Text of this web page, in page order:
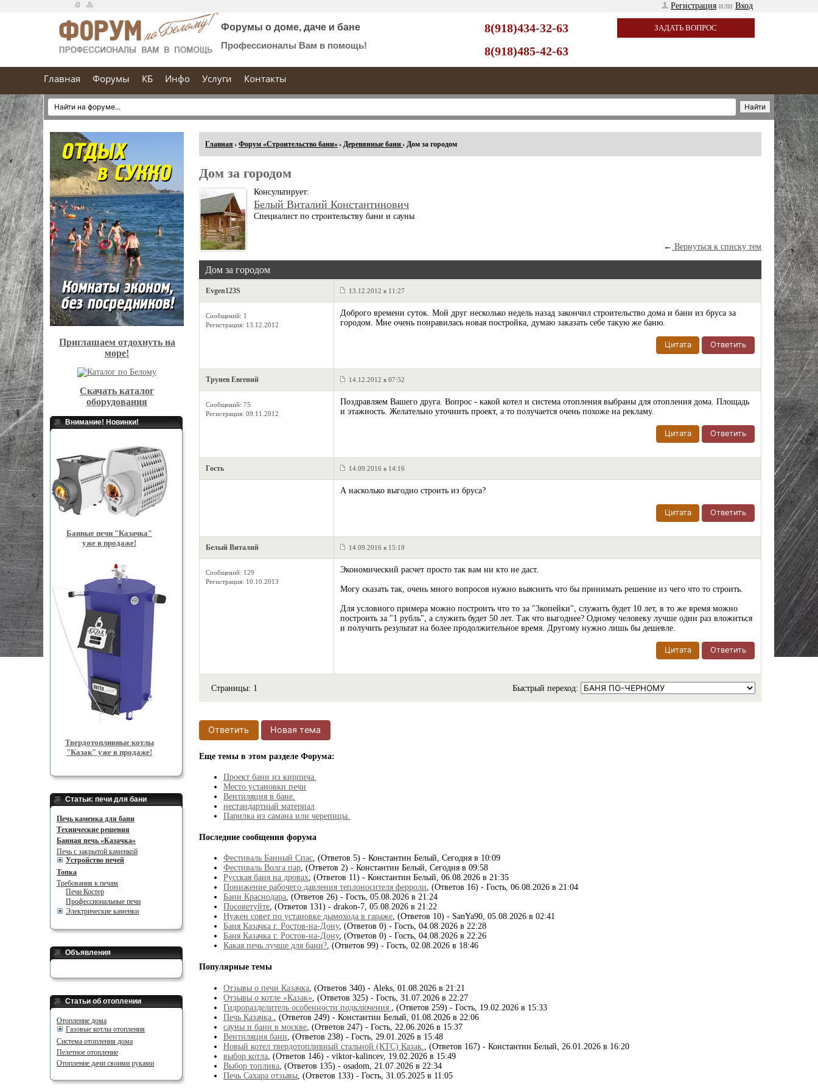
Регистрация или Вход
Форумы о доме, даче и бане
Профессионалы Вам в помощь!
8(918)434-32-63
8(918)485-42-63
ЗАДАТЬ ВОПРОС
Главная Форумы КБ Инфо Услуги Контакты
Главная Форум «Строительство бани» Деревянные бани Дом за городом
Дом за городом
Консультирует:
Белый Виталий Константинович
Специалист по строительству бани и сауны
← Вернуться к списку тем
Дом за городом
Evgen123S 13.12.2012 в 11:27
Сообщений: 1
Регистрация: 13.12.2012
Доброго времени суток. Мой друг несколько недель назад закончил строительство дома и бани из бруса за
городом. Мне очень понравилась новая постройка, думаю заказать себе такую же баню.
Цитата Ответить
Трунев Евгений 14.12.2012 в 07:52
Сообщений: 75
Регистрация: 09.11.2012
Поздравляем Вашего друга. Вопрос - какой котел и система отопления выбраны для отопления дома. Площадь
и этажность. Желательно уточнить проект, а то получается очень похоже на рекламу.
Цитата Ответить
Гость 14.09.2016 в 14:16
А насколько выгодно строить из бруса?
Цитата Ответить
Белый Виталий 14.09.2016 в 15:19
Сообщений: 129
Регистрация: 10.10.2013
Экономический расчет просто так вам ни кто не даст.
Могу сказать так, очень много вопросов нужно выяснить что бы принимать решение из чего что то строить.
Для условного примера можно построить что то за "3копейки", служить будет 10 лет, в то же время можно
построить за "1 рубль", а служить будет 50 лет. Так что выгоднее? Одному человеку лучше один раз вложиться
и получить результат на более продолжительное время. Другому нужно лишь бы дешевле.
Цитата Ответить
Страницы: 1 Быстрый переход:
Ответить Новая тема
Еще темы в этом разделе Форума:
Проект бани из кирпича.
Место установки печи
Вентиляция в бане.
нестандартный материал
Парилка из самана или черепицы.
Последние сообщения форума
Фестиваль Банный Спас, (Ответов 5) - Константин Белый, Сегодня в 10:09
Фестиваль Волга пар, (Ответов 2) - Константин Белый, Сегодня в 09:58
Русская баня на дровах, (Ответов 11) - Константин Белый, 06.08.2026 в 21:35
Понижение рабочего давления теплоносителя ферроли, (Ответов 16) - Гость, 06.08.2026 в 21:04
Бани Краснодара, (Ответов 26) - Гость, 05.08.2026 в 21:24
Посоветуйте, (Ответов 131) - drakon-7, 05.08.2026 в 21:22
Нужен совет по установке дымохода в гараже, (Ответов 10) - SanYa90, 05.08.2026 в 02:41
Баня Казачка г. Ростов-на-Дону, (Ответов 0) - Гость, 04.08.2026 в 22:28
Баня Казачка г. Ростов-на-Дону, (Ответов 0) - Гость, 04.08.2026 в 22:26
Какая печь лучше для бани?, (Ответов 99) - Гость, 02.08.2026 в 18:46
Популярные темы
Отзывы о печи Казачка , (Ответов 340) - Aleks, 01.08.2026 в 21:21
Отзывы о котле «Казак» , (Ответов 325) - Гость, 31.07.2026 в 22:27
Гидроразделитель особенности подключения
, (Ответов 259) - Гость, 19.02.2026 в 15:33
Печь Казачка.
, (Ответов 249) - Константин Белый, 01.08.2026 в 22:06
сауны и бани в москве , (Ответов 247) - Гость, 22.06.2026 в 15:37
Вентиляция бани , (Ответов 238) - Гость, 29.01.2026 в 15:48
Новый котел твердотопливный стальной (КТС) Казак.
, (Ответов 167) - Константин Белый, 26.01.2026 в 16:20
выбор котла , (Ответов 146) - viktor-kalincev, 19.02.2026 в 15:49
Выбор топлива , (Ответов 135) - osadom, 21.07.2026 в 22:34
Печь Сахара отзывы , (Ответов 133) - Гость, 31.05.2025 в 11:05
Приглашаем отдохнуть на
море!
Скачать каталог
оборудования
Внимание! Новинки!
Банные печи "Казачка"
уже в продаже!
Твердотопливные котлы
"Казак" уже в продаже!
Статьи: печи для бани
Печь каменка для бани
Технические решения
Банная печь «Казачка»
Печь с закрытой каменкой
Устройство печей
Топка
Требования к печам
Печи Костер
Профессиональные печи
Электрические каменки
Объявления
Статьи об отоплении
Отопление дома
Газовые котлы отопления
Система отопления дома
Пелетное отопление
Отопление дачи своими руками